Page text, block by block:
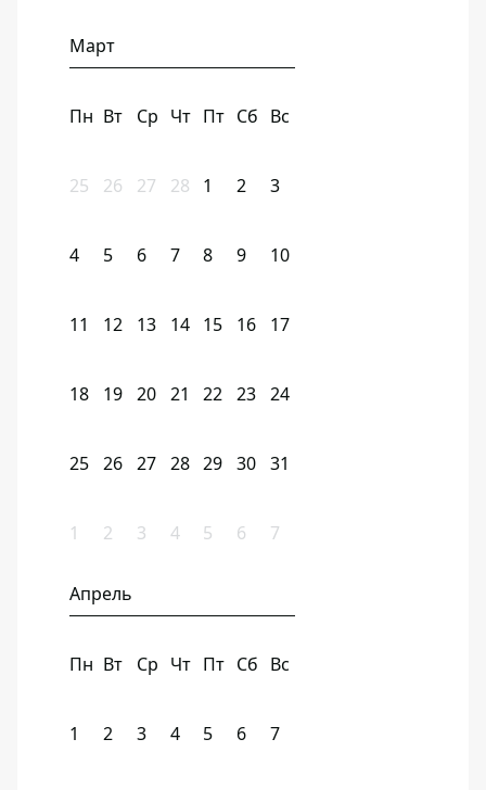
Март
Пн Вт Ср Чт Пт Сб Вс
25 26 27 28 1 2 3
4 5 6 7 8 9 10
11 12 13 14 15 16 17
18 19 20 21 22 23 24
25 26 27 28 29 30 31
1 2 3 4 5 6 7
Апрель
Пн Вт Ср Чт Пт Сб Вс
1 2 3 4 5 6 7